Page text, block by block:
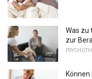
Was zu
zur